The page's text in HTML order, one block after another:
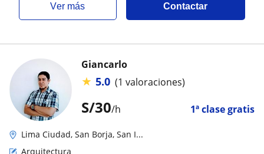
ver más Contactar
S/30/h 1ª clase gratis
Giancarlo
★ 5.0 (1 valoraciones)
Lima Ciudad, San Borja, San I...
Arquitectura